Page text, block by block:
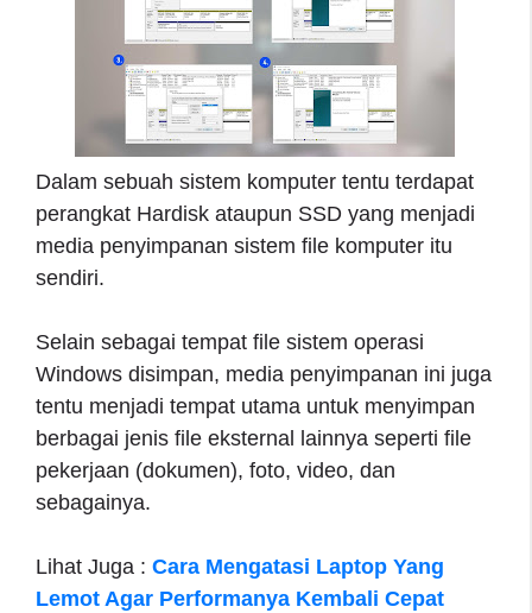
Dalam sebuah sistem komputer tentu terdapat
perangkat Hardisk ataupun SSD yang menjadi
media penyimpanan sistem file komputer itu
sendiri.
Selain sebagai tempat file sistem operasi
Windows disimpan, media penyimpanan ini juga
tentu menjadi tempat utama untuk menyimpan
berbagai jenis file eksternal lainnya seperti file
pekerjaan (dokumen), foto, video, dan
sebagainya.
Lihat Juga : Cara Mengatasi Laptop Yang
Lemot Agar Performanya Kembali Cepat